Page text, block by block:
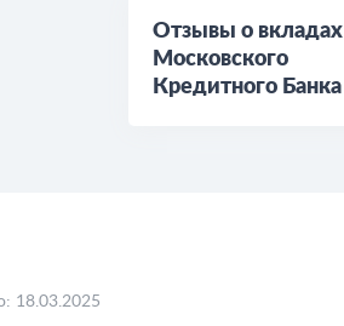
Отзывы о вкладах
Московского
Кредитного Банка
18.03.2025